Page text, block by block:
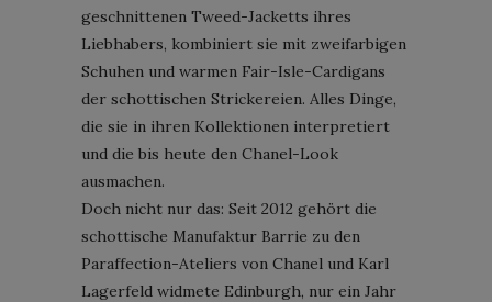
geschnittenen Tweed-Jacketts ihres
Liebhabers, kombiniert sie mit zweifarbigen
Schuhen und warmen Fair-Isle-Cardigans
der schottischen Strickereien. Alles Dinge,
die sie in ihren Kollektionen interpretiert
und die bis heute den Chanel-Look
ausmachen.
Doch nicht nur das: Seit 2012 gehört die
schottische Manufaktur Barrie zu den
Paraffection-Ateliers von Chanel und Karl
Lagerfeld widmete Edinburgh, nur ein Jahr